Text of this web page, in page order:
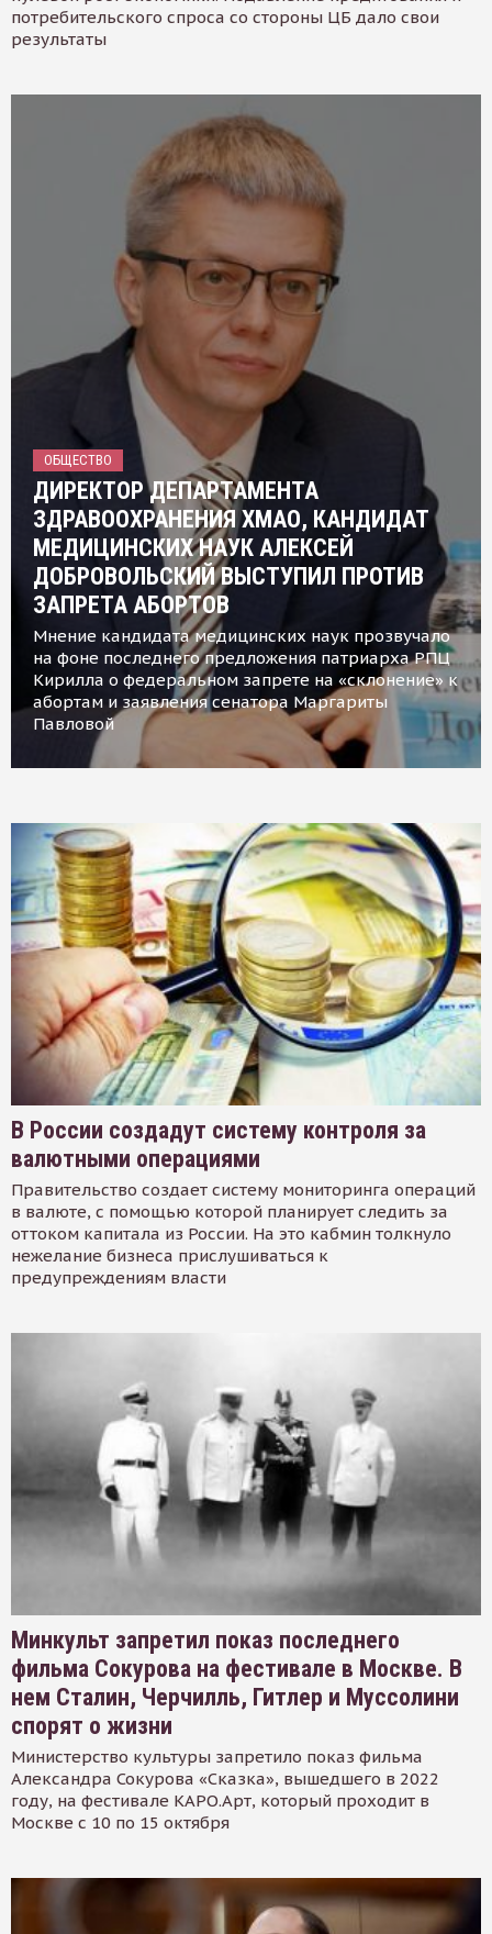
потребительского спроса со стороны ЦБ дало свои
результаты
ОБЩЕСТВО
ДИРЕКТОР ДЕПАРТАМЕНТА
ЗДРАВООХРАНЕНИЯ ХМАО, КАНДИДАТ
МЕДИЦИНСКИХ НАУК АЛЕКСЕЙ
ДОБРОВОЛЬСКИЙ ВЫСТУПИЛ ПРОТИВ
ЗАПРЕТА АБОРТОВ
Мнение кандидата медицинских наук прозвучало
на фоне последнего предложения патриарха РПЦ
Кирилла о федеральном запрете на «склонение» к
абортам и заявления сенатора Маргариты
Павловой
В России создадут систему контроля за
валютными операциями
Правительство создает систему мониторинга операций
в валюте, с помощью которой планирует следить за
оттоком капитала из России. На это кабмин толкнуло
нежелание бизнеса прислушиваться к
предупреждениям власти
Минкульт запретил показ последнего
фильма Сокурова на фестивале в Москве. В
нем Сталин, Черчилль, Гитлер и Муссолини
спорят о жизни
Министерство культуры запретило показ фильма
Александра Сокурова «Сказка», вышедшего в 2022
году, на фестивале КАРО.Арт, который проходит в
Москве с 10 по 15 октября